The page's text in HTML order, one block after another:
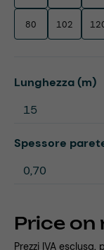
Price on
Prezzi IVA
80 102
Select
Lunghezza (m)
Select
Spessore